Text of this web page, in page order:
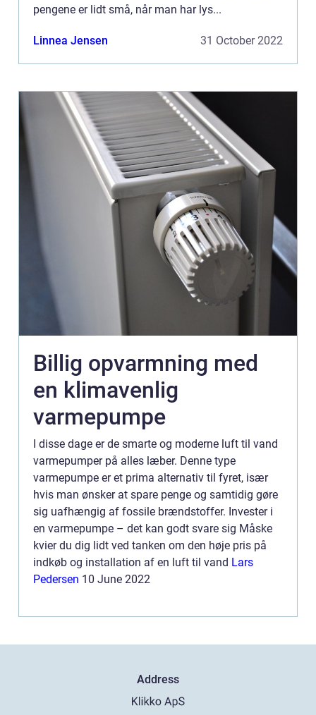
pengene er lidt små, når man har lys...
Linnea Jensen 31 October 2022
Billig opvarmning med
en klimavenlig
varmepumpe
I disse dage er de smarte og moderne luft til vand
varmepumper på alles læber. Denne type
varmepumpe er et prima alternativ til fyret, især
hvis man ønsker at spare penge og samtidig gøre
sig uafhængig af fossile brændstoffer. Invester i
en varmepumpe – det kan godt svare sig Måske
kvier du dig lidt ved tanken om den høje pris på
indkøb og installation af en luft til vand Lars
Pedersen 10 June 2022
Address